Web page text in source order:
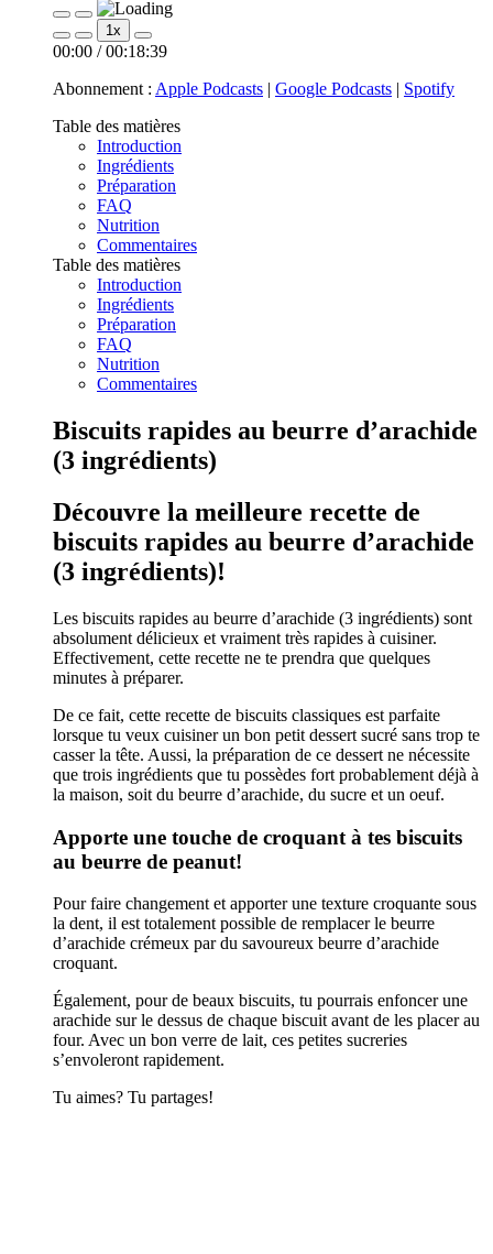
Play
Episode
Pause
Episode
1x
00:00 / 00:18:39
Abonnement : Apple Podcasts | Google Podcasts | Spotify
Table des matières
Introduction
Ingrédients
Préparation
FAQ
Nutrition
Commentaires
Table des matières
Introduction
Ingrédients
Préparation
FAQ
Nutrition
Commentaires
Biscuits rapides au beurre d’arachide
(3 ingrédients)
Découvre la meilleure recette de
biscuits rapides au beurre d’arachide
(3 ingrédients)!
Les biscuits rapides au beurre d’arachide (3 ingrédients) sont
absolument délicieux et vraiment très rapides à cuisiner.
Effectivement, cette recette ne te prendra que quelques
minutes à préparer.
De ce fait, cette recette de biscuits classiques est parfaite
lorsque tu veux cuisiner un bon petit dessert sucré sans trop te
casser la tête. Aussi, la préparation de ce dessert ne nécessite
que trois ingrédients que tu possèdes fort probablement déjà à
la maison, soit du beurre d’arachide, du sucre et un oeuf.
Apporte une touche de croquant à tes biscuits
au beurre de peanut!
Pour faire changement et apporter une texture croquante sous
la dent, il est totalement possible de remplacer le beurre
d’arachide crémeux par du savoureux beurre d’arachide
croquant.
Également, pour de beaux biscuits, tu pourrais enfoncer une
arachide sur le dessus de chaque biscuit avant de les placer au
four. Avec un bon verre de lait, ces petites sucreries
s’envoleront rapidement.
Tu aimes? Tu partages!